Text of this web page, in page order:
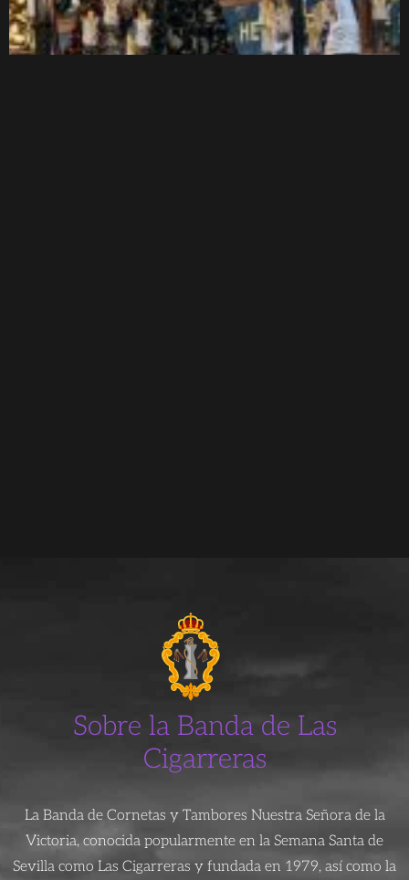
Sobre la Banda de Las
Cigarreras
La Banda de Cornetas y Tambores Nuestra Señora de la
Victoria, conocida popularmente en la Semana Santa de
Sevilla como Las Cigarreras y fundada en 1979, así como la